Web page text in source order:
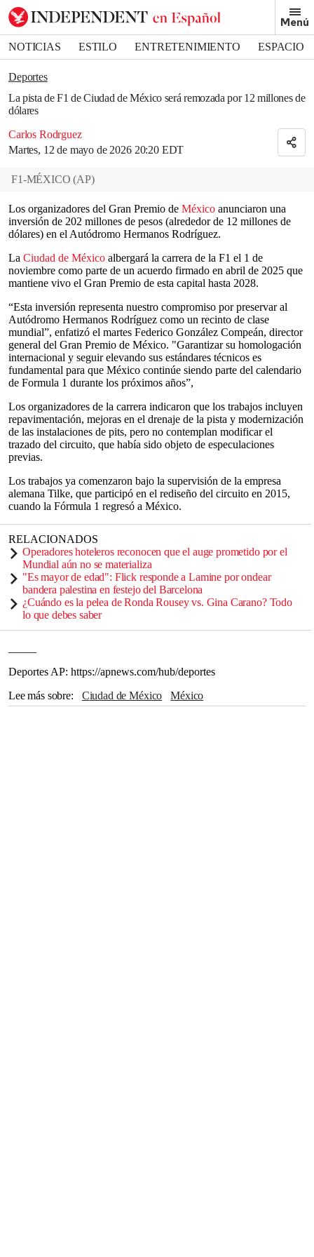
Menú
NOTICIAS ESTILO ENTRETENIMIENTO
ESPACIO
DEPORTES
Deportes
La pista de F1 de Ciudad de México será remozada por 12 millones de
dólares
Carlos Rodrguez
Martes, 12 de mayo de 2026 20:20 EDT
Bookmark popover
Removed from bookmarks
Close popover
F1-MÉXICO (AP)
Los organizadores del Gran Premio de México anunciaron una
inversión de 202 millones de pesos (alrededor de 12 millones de
dólares) en el Autódromo Hermanos Rodríguez.
La Ciudad de México albergará la carrera de la F1 el 1 de
noviembre como parte de un acuerdo firmado en abril de 2025 que
mantiene vivo el Gran Premio de esta capital hasta 2028.
“Esta inversión representa nuestro compromiso por preservar al
Autódromo Hermanos Rodríguez como un recinto de clase
mundial”, enfatizó el martes Federico González Compeán, director
general del Gran Premio de México. "Garantizar su homologación
internacional y seguir elevando sus estándares técnicos es
fundamental para que México continúe siendo parte del calendario
de Formula 1 durante los próximos años”,
Los organizadores de la carrera indicaron que los trabajos incluyen
repavimentación, mejoras en el drenaje de la pista y modernización
de las instalaciones de pits, pero no contemplan modificar el
trazado del circuito, que había sido objeto de especulaciones
previas.
Los trabajos ya comenzaron bajo la supervisión de la empresa
alemana Tilke, que participó en el rediseño del circuito en 2015,
cuando la Fórmula 1 regresó a México.
RELACIONADOS
Operadores hoteleros reconocen que el auge prometido por el
Mundial aún no se materializa
"Es mayor de edad": Flick responde a Lamine por ondear
bandera palestina en festejo del Barcelona
¿Cuándo es la pelea de Ronda Rousey vs. Gina Carano? Todo
lo que debes saber
Deportes AP: https://apnews.com/hub/deportes
Lee más sobre
Ciudad de México México